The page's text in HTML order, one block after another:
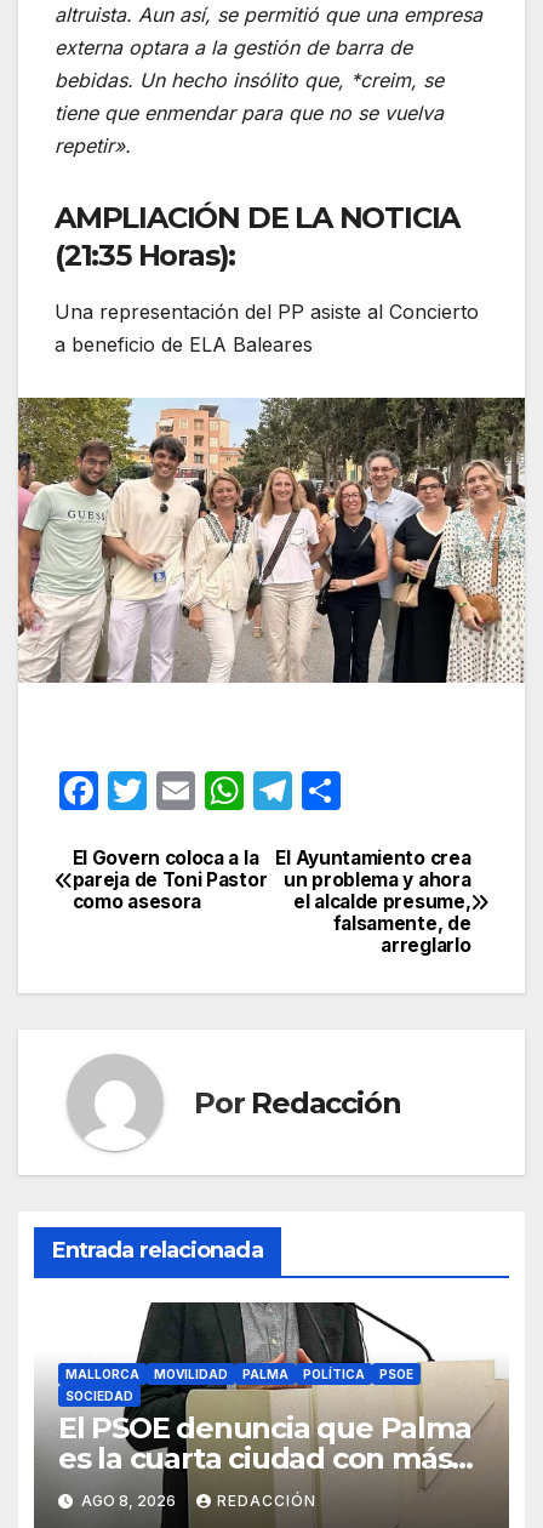
altruista. Aun así, se permitió que una empresa
externa optara a la gestión de barra de
bebidas. Un hecho insólito que, *creim, se
tiene que enmendar para que no se vuelva
repetir».
AMPLIACIÓN DE LA NOTICIA
(21:35 Horas):
Una representación del PP asiste al Concierto
a beneficio de ELA Baleares
F
c
e
o
k
T
itt
er
E
ail
W
at
p
T
e
gr
m
m
p
ar
tir
Navegación
de
El Ayuntamiento crea
un problema y ahora
el alcalde presume,
falsamente, de
arreglarlo
El Govern coloca a la
pareja de Toni Pastor
como asesora
Por Redacción
Entrada relacionada
MALLORCA MOVILIDAD PALMA POLÍTICA
PSOE
SOCIEDAD
El PSOE denuncia que Palma
es la cuarta ciudad con más
atascos por el «fracaso» de
Galmés
AGO 8, 2026 REDACCIÓN